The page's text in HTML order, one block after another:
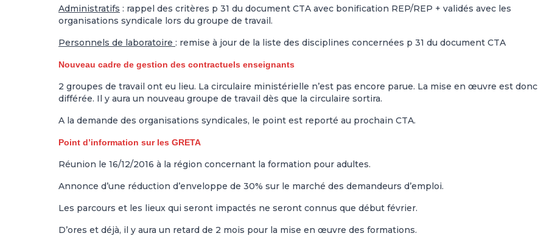
Administratifs : rappel des critères p 31 du document CTA avec bonification REP/REP + validés avec les
organisations syndicale lors du groupe de travail.
Personnels de laboratoire : remise à jour de la liste des disciplines concernées p 31 du document CTA
Nouveau cadre de gestion des contractuels enseignants
2 groupes de travail ont eu lieu. La circulaire ministérielle n’est pas encore parue. La mise en œuvre est donc
différée. Il y aura un nouveau groupe de travail dès que la circulaire sortira.
A la demande des organisations syndicales, le point est reporté au prochain CTA.
Point d’information sur les GRETA
Réunion le 16/12/2016 à la région concernant la formation pour adultes.
Annonce d’une réduction d’enveloppe de 30% sur le marché des demandeurs d’emploi.
Les parcours et les lieux qui seront impactés ne seront connus que début février.
D’ores et déjà, il y aura un retard de 2 mois pour la mise en œuvre des formations.